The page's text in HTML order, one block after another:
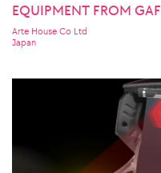
EQUIPMENT FROM GAF
Arte House Co Ltd
Japan